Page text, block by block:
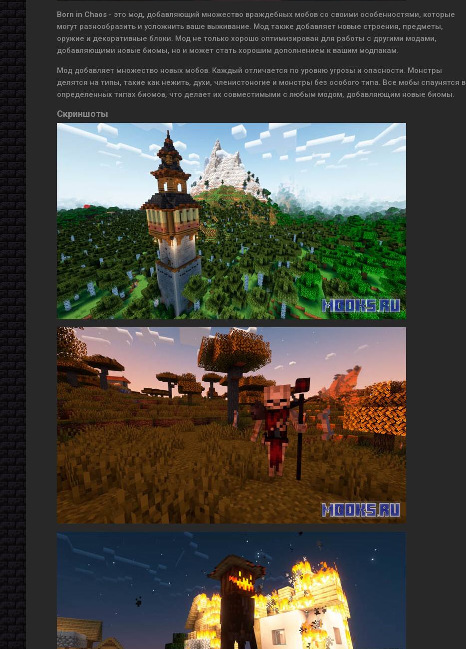
Born in Chaos - это мод, добавляющий множество враждебных мобов со своими особенностями, которые
могут разнообразить и усложнить ваше выживание. Мод также добавляет новые строения, предметы,
оружие и декоративные блоки. Мод не только хорошо оптимизирован для работы с другими модами,
добавляющими новые биомы, но и может стать хорошим дополнением к вашим модпакам.
Мод добавляет множество новых мобов. Каждый отличается по уровню угрозы и опасности. Монстры
делятся на типы, такие как нежить, духи, членистоногие и монстры без особого типа. Все мобы спаунятся в
определенных типах биомов, что делает их совместимыми с любым модом, добавляющим новые биомы.
Скриншоты